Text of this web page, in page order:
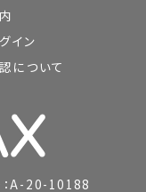
イン
について
A-20-10188